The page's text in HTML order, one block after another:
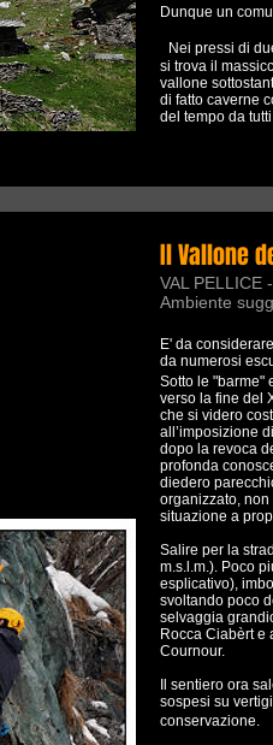
Dunque un
Nei pressi di
si trova il
vallone
di fatto caverne
del tempo da
Il Vallone
VAL PELLICE
Ambiente
E' da
da numerosi
Sotto le "barme"
verso la fine del
che si videro
all’imposizione
dopo la revoca
profonda
diedero
organizzato,
situazione a
Salire per la
m.s.l.m.). Poco
esplicativo),
svoltando poco
selvaggia
Rocca Ciabèrt e
Cournour.
Il sentiero ora
sospesi su